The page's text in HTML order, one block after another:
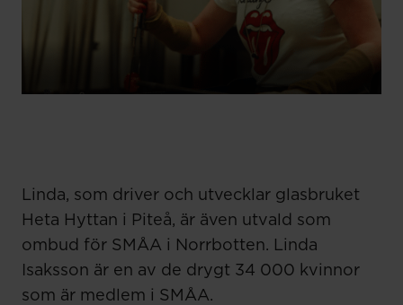
Linda, som driver och utvecklar glasbruket
Heta Hyttan i Piteå, är även utvald som
ombud för SMÅA i Norrbotten. Linda
Isaksson är en av de drygt 34 000 kvinnor
som är medlem i SMÅA.